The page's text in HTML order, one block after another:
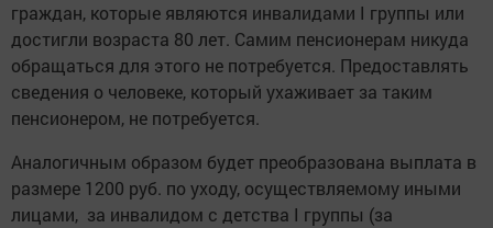
граждан, которые являются инвалидами I группы или
достигли возраста 80 лет. Самим пенсионерам никуда
обращаться для этого не потребуется. Предоставлять
сведения о человеке, который ухаживает за таким
пенсионером, не потребуется.
Аналогичным образом будет преобразована выплата в
размере 1200 руб. по уходу, осуществляемому иными
лицами, за инвалидом с детства I группы (за